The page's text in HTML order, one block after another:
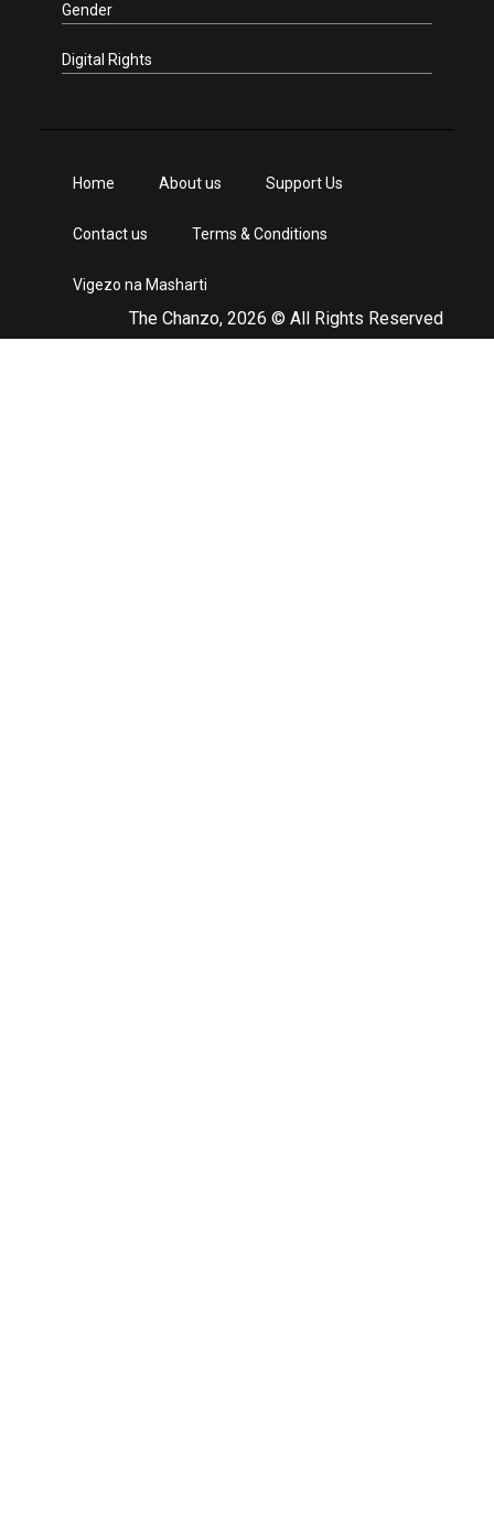
Gender
Digital Rights
The Chanzo, 2026 © All Rights Reserved
Home About us Support Us
Contact us Terms & Conditions
Vigezo na Masharti